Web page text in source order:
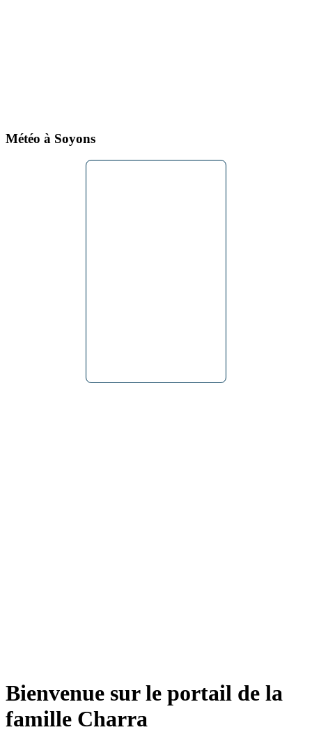
Météo à Soyons
Bienvenue sur le portail de la
famille Charra